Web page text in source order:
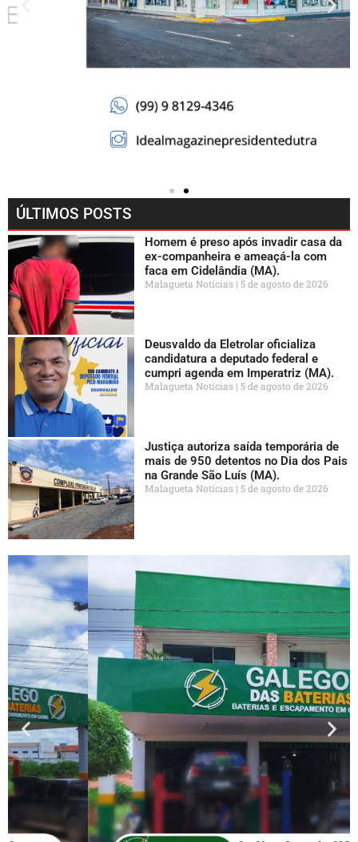
ÚLTIMOS POSTS
Homem é preso após invadir casa da
ex-companheira e ameaçá-la com
faca em Cidelândia (MA).
Malagueta Notícias 5 de agosto de 2026
Deusvaldo da Eletrolar oficializa
candidatura a deputado federal e
cumpri agenda em Imperatriz (MA).
Malagueta Notícias 5 de agosto de 2026
Justiça autoriza saída temporária de
mais de 950 detentos no Dia dos Pais
na Grande São Luís (MA).
Malagueta Notícias 5 de agosto de 2026